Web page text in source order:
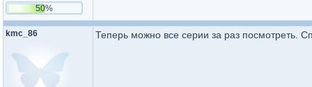
50%
kmc_86 Теперь можно все серии за раз посмотреть.